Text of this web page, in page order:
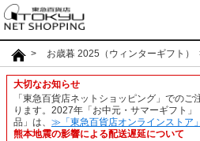
お歳暮 2025（ウィンターギフト）
大切なお知らせ
「東急百貨店ネットショッピング」での
ります。2027年「お中元・サマーギフト
品」は、 ≫「東急百貨店オンラインストア」
熊本地震の影響による配送遅延について